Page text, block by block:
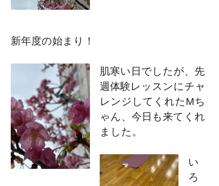
新年度の始まり！
肌寒い日でしたが、先
週体験レッスンにチャ
レンジしてくれたMち
ゃん、今日も来てくれ
ました。
い
ろ